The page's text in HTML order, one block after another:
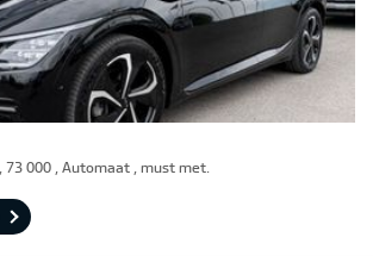
73 000 , Automaat , must met.